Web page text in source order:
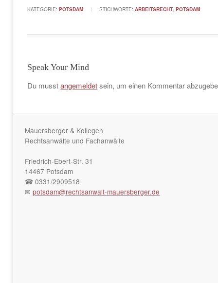
KATEGORIE:POTSDAM STICHWORTE:ARBEITSRECHT ,POTSDAM
Speak Your Mind
Du musstangemeldetsein, um einen Kommentar
Mauersberger & Kollegen
Rechtsanwälte und Fachanwälte
Friedrich-Ebert-Str. 31
14467 Potsdam
☎ 0331/2909518
✉potsdam@rechtsanwalt-mauersberger.de